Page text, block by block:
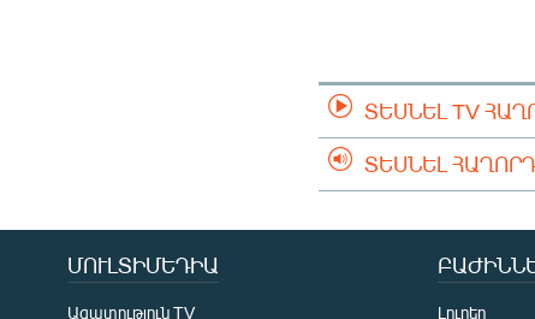
ՏԵՍՆԵԼ TV
ՏԵՍՆԵԼ
ՄՈՒԼՏԻՄԵԴԻԱ
Ազատություն TV Լուրեր